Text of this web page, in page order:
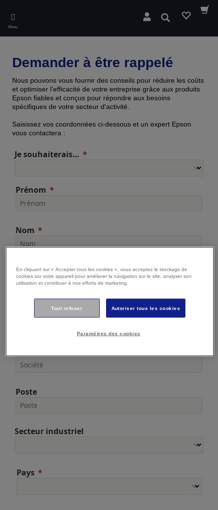
main
content
Menu
Rechercher
Demander à être rappelé
Nous pouvons vous fournir des conseils pour réduire les coûts
et optimiser l'efficacité de votre entreprise grâce aux produits
Epson fiables et conçus pour répondre aux besoins
spécifiques de votre secteur d'activité.
Saisissez vos coordonnées ci-dessous et un expert Epson
vous contactera :
Je souhaiterais…
Prénom
Nom
E-mail
Téléphone
Poste
Secteur industriel
Pays
En cliquant sur « Accepter tous les cookies », vous acceptez le stockage de
cookies sur votre appareil pour améliorer la navigation sur le site, analyser son
utilisation et contribuer à nos efforts de marketing.
Tout refuser Autoriser tous les cookies
Paramètres des cookies